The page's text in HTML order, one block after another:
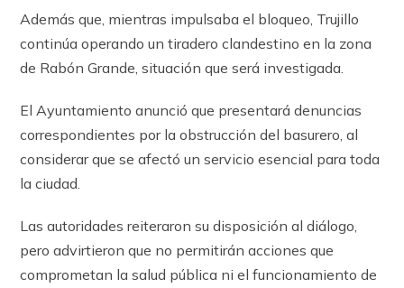
Además que, mientras impulsaba el bloqueo, Trujillo
continúa operando un tiradero clandestino en la zona
de Rabón Grande, situación que será investigada.
El Ayuntamiento anunció que presentará denuncias
correspondientes por la obstrucción del basurero, al
considerar que se afectó un servicio esencial para toda
la ciudad.
Las autoridades reiteraron su disposición al diálogo,
pero advirtieron que no permitirán acciones que
comprometan la salud pública ni el funcionamiento de